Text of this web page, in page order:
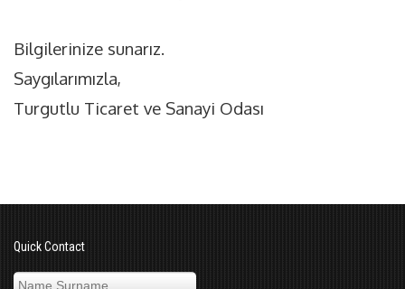
Bilgilerinize sunarız.
Saygılarımızla,
Turgutlu Ticaret ve Sanayi Odası
Quick Contact